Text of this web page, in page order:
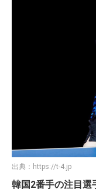
出典： https://t-4.jp
韓国2番手の注目選